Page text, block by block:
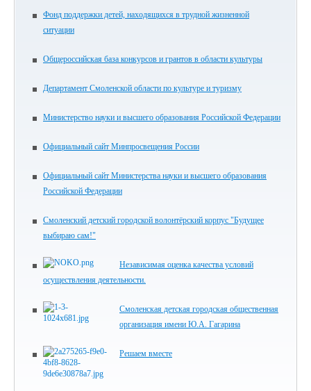
Фонд поддержки детей, находящихся в трудной жизненной
ситуации
Общероссийская база конкурсов и грантов в области культуры
Департамент Смоленской области по культуре и туризму
Министерство науки и высшего образования Российской Федерации
Официальный сайт Минпросвещения России
Официальный сайт Министерства науки и высшего образования
Российской Федерации
Смоленский детский городской волонтёрский корпус "Будущее
выбираю сам!"
Независимая оценка качества условий
осуществления деятельности.
Смоленская детская городская общественная
организация имени Ю.А. Гагарина
Решаем вместе